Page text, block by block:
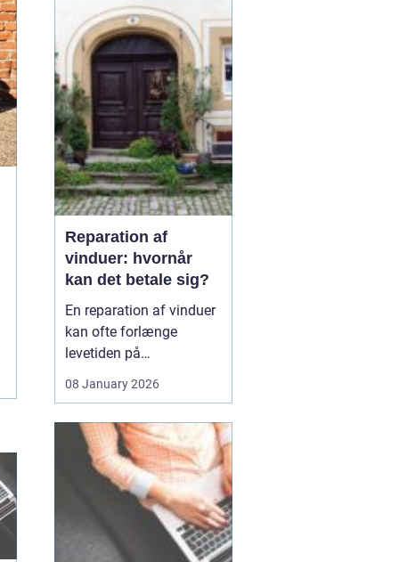
sig store. Mange oplever,
at de både skal håndtere
følelser og praktiske
problemer på én gang.
Her kan en erfaren10
January 2026
Reparation af
vinduer: hvornår
kan det betale sig?
En reparation af vinduer
kan ofte forlænge
levetiden på
glas med mange år. For
valget mellem at
reparere eller udskifte
hele vinduet, og
beslutningen har både
08 January 2026